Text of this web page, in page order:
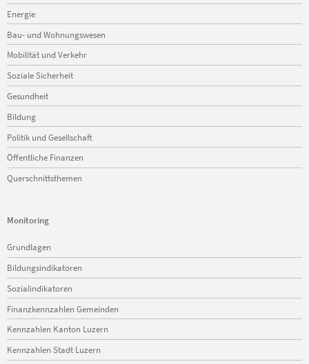
Energie
Bau- und Wohnungswesen
Mobilität und Verkehr
Soziale Sicherheit
Gesundheit
Bildung
Politik und Gesellschaft
Öffentliche Finanzen
Querschnittsthemen
Monitoring
Navigation
überspringen
Grundlagen
Bildungsindikatoren
Sozialindikatoren
Finanzkennzahlen Gemeinden
Kennzahlen Kanton Luzern
Kennzahlen Stadt Luzern